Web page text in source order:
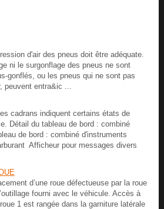
d'air des pneus doit être adéquate.
ni le surgonflage des pneus ne sont
gonflés, ou les pneus qui ne sont pas
entra&ic ...
cadrans indiquent certains états de
Détail du tableau de bord : combiné
de bord : combiné d'instruments
Afficheur pour messages divers
d’une roue défectueuse par la roue
fourni avec le véhicule. Accès à
1 est rangée dans la garniture latérale